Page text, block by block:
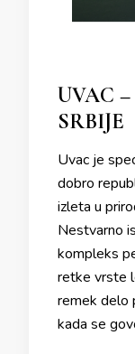
UVAC
SRBIJE
Uvac je
dobro
izleta u
Nestvarno
kompleks
retke vrste
remek delo
kada se